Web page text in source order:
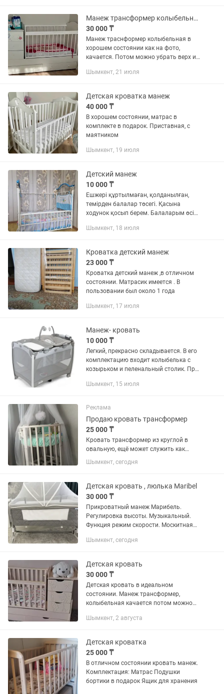
Манеж трансформер колыбельная
30 000 ₸
Манеж траснформер колыбельная в
хорошем состоянии как на фото,
качается. Потом можно убрать верх и
Продам за 30.000 тг +матрас в
Шымкент, 21 июля
Детская кроватка манеж
40 000 ₸
В хорошем состоянии, матрас в
комплекте в подарок. Приставная, с
маятником
Шымкент, 19 июля
Детский манеж
10 000 ₸
Ешжері құртылмаған, қолданылған,
темірден балалар төсегі. Қасына
ходунок қосып берем. Балаларым өсіп
(Өздеріңіз жуып аласыздар)
Шымкент, 18 июля
Кроватка детский манеж
23 000 ₸
Кроватка детский манеж ,в отличном
состоянии. Матрасик имеется . В
пользовании был около 1 года
Шымкент, 17 июля
Манеж- кровать
10 000 ₸
Легкий, прекрасно складывается. В его
комплектацию входит колыбелька с
козырьком и пеленальный столик. При
выполнять функции устойчивого
Шымкент, 15 июля
Реклама
Продаю кровать трансформер
25 000 ₸
Кровать трансформер из круглой в
овальную, ещё может служить как
манеж и пеленальный стол, с
матрасом, бортики и балдахин отдам в
Шымкент, сегодня
Детская кровать , люлька Maribel
30 000 ₸
Прикроватный манеж Марибель.
Регулировка высоты. Музыкальный.
Функция режим скорости. Москитная
раскладывается очень быстро и легко.
Шымкент, сегодня
Детская кровать
30 000 ₸
Детская кровать в идеальном
состоянии. Манеж трансформер,
колыбельная качается потом можно
кровать до 14 лет Производство
Шымкент, 2 августа
Детская кроватка
25 000 ₸
В отличном состоянии кровать манеж.
Комплектация: Матрас Подушки
бортики в подарок Ящик для хранения